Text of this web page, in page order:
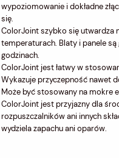
wypoziomowanie i dokładne
się.
ColorJoint szybko się utwardza
temperaturach. Blaty i panele
godzinach.
ColorJoint jest łatwy w
Wykazuje przyczepność nawet
Może być stosowany na mokre
ColorJoint jest przyjazny dla
rozpuszczalników ani innych
wydziela zapachu ani oparów.